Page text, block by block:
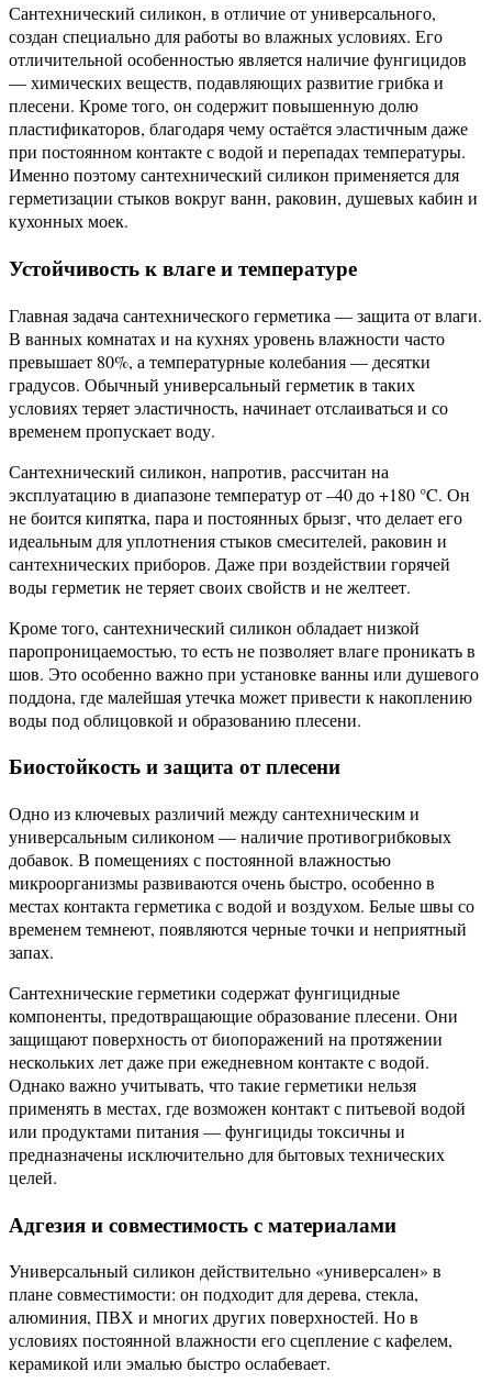
Сантехнический силикон, в отличие от универсального,
создан специально для работы во влажных условиях. Его
отличительной особенностью является наличие фунгицидов
— химических веществ, подавляющих развитие грибка и
плесени. Кроме того, он содержит повышенную долю
пластификаторов, благодаря чему остаётся эластичным даже
при постоянном контакте с водой и перепадах температуры.
Именно поэтому сантехнический силикон применяется для
герметизации стыков вокруг ванн, раковин, душевых кабин и
кухонных моек.
Устойчивость к влаге и температуре
Главная задача сантехнического герметика — защита от влаги.
В ванных комнатах и на кухнях уровень влажности часто
превышает 80%, а температурные колебания — десятки
градусов. Обычный универсальный герметик в таких
условиях теряет эластичность, начинает отслаиваться и со
временем пропускает воду.
Сантехнический силикон, напротив, рассчитан на
эксплуатацию в диапазоне температур от –40 до +180 °C. Он
не боится кипятка, пара и постоянных брызг, что делает его
идеальным для уплотнения стыков смесителей, раковин и
сантехнических приборов. Даже при воздействии горячей
воды герметик не теряет своих свойств и не желтеет.
Кроме того, сантехнический силикон обладает низкой
паропроницаемостью, то есть не позволяет влаге проникать в
шов. Это особенно важно при установке ванны или душевого
поддона, где малейшая утечка может привести к накоплению
воды под облицовкой и образованию плесени.
Биостойкость и защита от плесени
Одно из ключевых различий между сантехническим и
универсальным силиконом — наличие противогрибковых
добавок. В помещениях с постоянной влажностью
микроорганизмы развиваются очень быстро, особенно в
местах контакта герметика с водой и воздухом. Белые швы со
временем темнеют, появляются черные точки и неприятный
запах.
Сантехнические герметики содержат фунгицидные
компоненты, предотвращающие образование плесени. Они
защищают поверхность от биопоражений на протяжении
нескольких лет даже при ежедневном контакте с водой.
Однако важно учитывать, что такие герметики нельзя
применять в местах, где возможен контакт с питьевой водой
или продуктами питания — фунгициды токсичны и
предназначены исключительно для бытовых технических
целей.
Адгезия и совместимость с материалами
Универсальный силикон действительно «универсален» в
плане совместимости: он подходит для дерева, стекла,
алюминия, ПВХ и многих других поверхностей. Но в
условиях постоянной влажности его сцепление с кафелем,
керамикой или эмалью быстро ослабевает.